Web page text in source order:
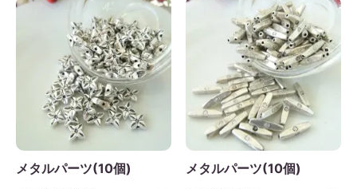
メタルパーツ(10個)
メタルパーツ(10個)